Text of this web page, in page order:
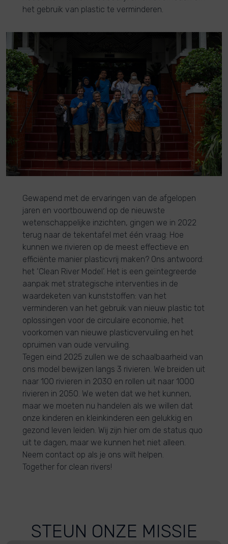
het gebruik van plastic te verminderen.
Gewapend met de ervaringen van de afgelopen
jaren en voortbouwend op de nieuwste
wetenschappelijke inzichten, gingen we in 2022
terug naar de tekentafel met één vraag: Hoe
kunnen we rivieren op de meest effectieve en
efficiënte manier plasticvrij maken? Ons antwoord:
het ‘Clean River Model’. Het is een geïntegreerde
aanpak met strategische interventies in de
waardeketen van kunststoffen: van het
verminderen van het gebruik van nieuw plastic tot
oplossingen voor de circulaire economie, het
voorkomen van nieuwe plasticvervuiling en het
opruimen van oude vervuiling.
Tegen eind 2025 zullen we de schaalbaarheid van
ons model bewijzen langs 3 rivieren. We breiden uit
naar 100 rivieren in 2030 en rollen uit naar 1000
rivieren in 2050. We weten dat we het kunnen,
maar we moeten nu handelen als we willen dat
onze kinderen en kleinkinderen een gelukkig en
gezond leven leiden. Wij zijn hier om de status quo
uit te dagen, maar we kunnen het niet alleen.
Neem contact op als je ons wilt helpen.
Together for clean rivers!
STEUN ONZE MISSIE